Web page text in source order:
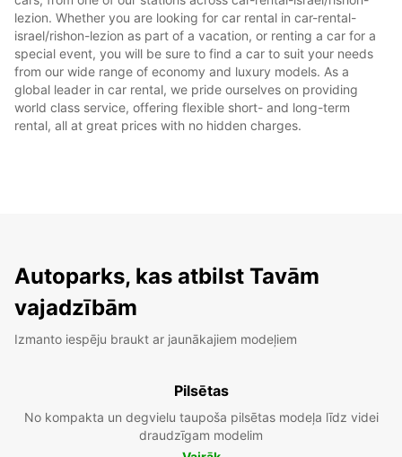
lezion. Whether you are looking for car rental in car-rental-
israel/rishon-lezion as part of a vacation, or renting a car for a
special event, you will be sure to find a car to suit your needs
from our wide range of economy and luxury models. As a
global leader in car rental, we pride ourselves on providing
world class service, offering flexible short- and long-term
rental, all at great prices with no hidden charges.
Autoparks, kas atbilst Tavām
vajadzībām
Izmanto iespēju braukt ar jaunākajiem modeļiem
Pilsētas
No kompakta un degvielu taupoša pilsētas modeļa līdz videi
draudzīgam modelim